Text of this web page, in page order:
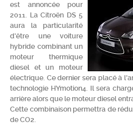
Chercher
est annoncée pour
2011. La Citroën DS 5
aura la particularité
d'être une voiture
hybride combinant un
moteur thermique
diesel et un moteur
électrique. Ce dernier sera placé à
technologie HYmotion4. Il sera
arrière alors que le moteur diesel
Cette combinaison permettra de
de CO2.